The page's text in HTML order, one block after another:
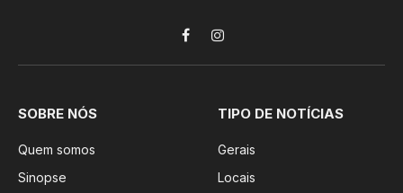
FacebookInstagram
SOBRE NÓS
Quem somos
Sinopse
TIPO DE NOTÍCIAS
Gerais
Locais